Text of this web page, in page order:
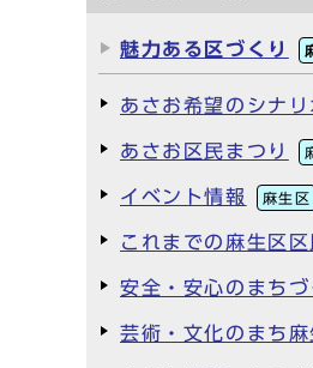
魅力ある区づくり
あさお希望のシナ
あさお区民まつり
イベント情報 麻生区
これまでの麻生区
安全・安心のまちづ
芸術・文化のまち麻